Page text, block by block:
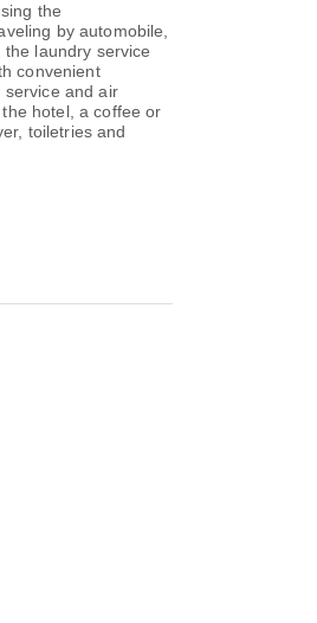
the
by automobile,
laundry service
convenient
service and air
hotel, a coffee or
toiletries and